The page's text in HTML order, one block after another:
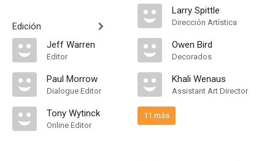
Edición
Jeff Warren
Editor
Paul Morrow
Dialogue Editor
Tony Wytinck
Online Editor
Larry Spittle
Dirección Artística
Owen Bird
Decorados
Khali Wenaus
Assistant Art Director
11 más